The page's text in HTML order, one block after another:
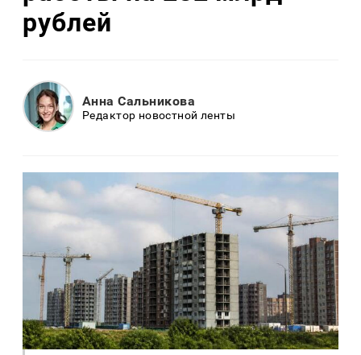
рублей
Анна Сальникова
Редактор новостной ленты